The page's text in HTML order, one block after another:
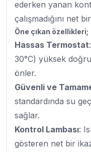
ederken yanan
çalışmadığını net
Öne çıkan özellikleri;
Hassas Termostat
30°C) yüksek
önler.
Güvenli ve
standardında su
sağlar.
Kontrol Lambası:
gösteren net bir